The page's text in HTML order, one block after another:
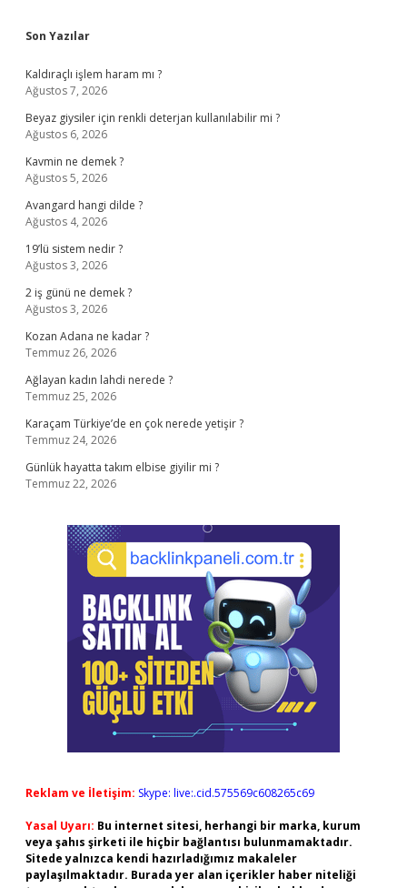
Sidebar
Son Yazılar
Kaldıraçlı işlem haram mı ?
Ağustos 7, 2026
Beyaz giysiler için renkli deterjan kullanılabilir mi ?
Ağustos 6, 2026
Kavmin ne demek ?
Ağustos 5, 2026
Avangard hangi dilde ?
Ağustos 4, 2026
19’lü sistem nedir ?
Ağustos 3, 2026
2 iş günü ne demek ?
Ağustos 3, 2026
Kozan Adana ne kadar ?
Temmuz 26, 2026
Ağlayan kadın lahdi nerede ?
Temmuz 25, 2026
Karaçam Türkiye’de en çok nerede yetişir ?
Temmuz 24, 2026
Günlük hayatta takım elbise giyilir mi ?
Temmuz 22, 2026
Reklam ve İletişim: Skype: live:.cid.575569c608265c69
Yasal Uyarı: Bu internet sitesi, herhangi bir marka, kurum
veya şahıs şirketi ile hiçbir bağlantısı bulunmamaktadır.
Sitede yalnızca kendi hazırladığımız makaleler
paylaşılmaktadır. Burada yer alan içerikler haber niteliği